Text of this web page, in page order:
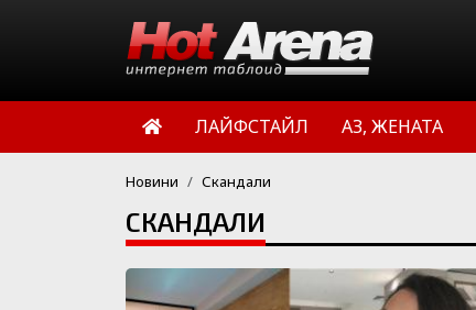
ЛАЙФСТАЙЛ АЗ, ЖЕНАТА
Новини Скандали
СКАНДАЛИ